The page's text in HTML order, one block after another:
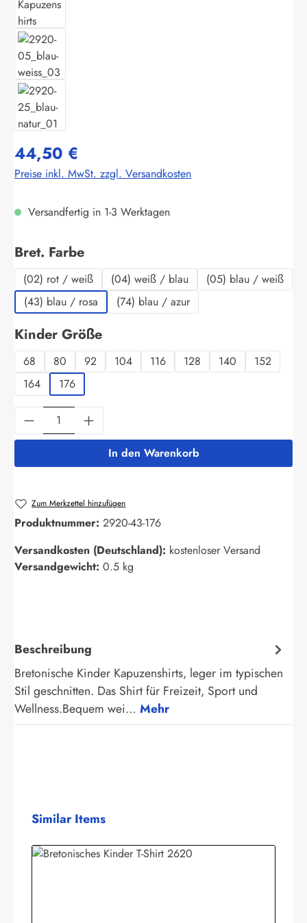
44,50 €
Preise inkl. MwSt. zzgl. Versandkosten
Versandfertig in 1-3 Werktagen
Bret. Farbeauswählen
(02) rot / weiß (04) weiß / blau
(05) blau / weiß
(43) blau / rosa
(74) blau / azur
Kinder Größeauswählen
68 80 92 104 116 128 140
152
164
176
Produkt Anzahl: Gib den gewünschten
In den Warenkorb
Zum Merkzettel hinzufügen
Produktnummer: 2920-43-176
Versandkosten (Deutschland): kostenloser Versand
Versandgewicht: 0.5 kg
Beschreibung
Bretonische Kinder Kapuzenshirts, leger im typischen
Stil geschnitten. Das Shirt für Freizeit, Sport und
Wellness.Bequem wei… Mehr
Produktgalerie überspringen
Similar Items